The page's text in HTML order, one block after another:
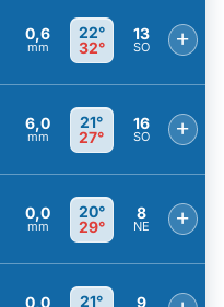
0,6
mm
22°
32°
13
SO +
6,0
mm
21°
27°
16
SO +
0,0
mm
20°
29°
8
NE +
0,0
21°
9